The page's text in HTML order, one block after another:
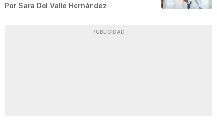
Por Sara Del Valle Hernández
PUBLICIDAD